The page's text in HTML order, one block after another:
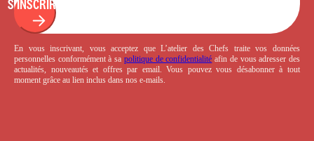
S'INSCRIRE
En vous inscrivant, vous acceptez que L’atelier des Chefs traite vos données
personnelles conformément à sa politique de confidentialité afin de vous adresser des
actualités, nouveautés et offres par email. Vous pouvez vous désabonner à tout
moment grâce au lien inclus dans nos e-mails.